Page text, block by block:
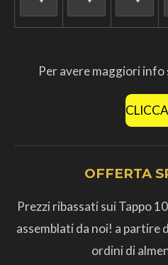
Per avere maggiori
OFFERTA
Prezzi ribassati sui Tappo
assemblati da noi! a partire
ordini di